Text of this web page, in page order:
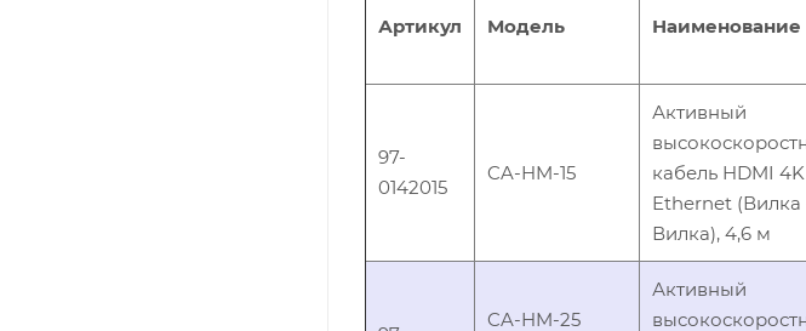
Артикул Модель Наименование
97-
0142015
CA-HM-15
Активный
кабель HDMI
Ethernet (Вилка
Вилка), 4,6 м
CA-HM-25
Активный